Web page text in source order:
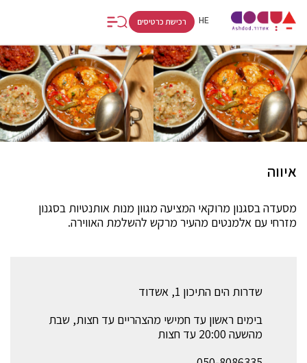
HE
RU
רכישת כרטיסים
איווה
מסעדה בסגנון מרוקאי המציעה מגוון מנות אותנטיות בסגנון
מזרחי עם אלמנטים מהעיר מרקש להשלמת האווירה.
שדרות הים התיכון 1, אשדוד
בימים ראשון עד חמישי מהצהריים עד חצות, שבת
מהשעה 20:00 עד חצות